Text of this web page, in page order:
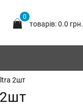
0
товарів: 0.0 грн.
2шт